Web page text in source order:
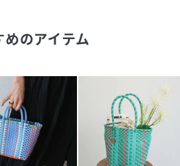
めのアイテム